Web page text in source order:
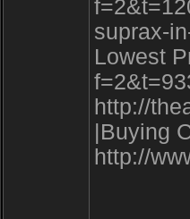
suprax-
Lowest
http://
|Buying
http://